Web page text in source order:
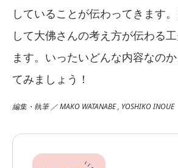
していることが伝わってきます
して大佛さんの考え方が伝わる
ます。いったいどんな内容なの
てみましょう！
編集・執筆 ／ MAKO WATANABE , YOSHIKO INOUE